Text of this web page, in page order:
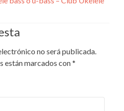
no será publicada.
están marcados con*